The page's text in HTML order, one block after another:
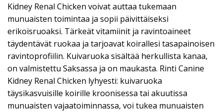
Kidney Renal Chicken voivat auttaa tukemaan
munuaisten toimintaa ja sopii päivittäiseksi
erikoisruoaksi. Tärkeät vitamiinit ja ravintoaineet
täydentävät ruokaa ja tarjoavat koirallesi tasapainoisen
ravintoprofiilin. Kuivaruoka sisältää herkullista kanaa,
on valmistettu Saksassa ja on maukasta. Rinti Canine
Kidney Renal Chicken lyhyesti: kuivaruoka
täysikasvuisille koirille kroonisessa tai akuutissa
munuaisten vajaatoiminnassa, voi tukea munuaisten